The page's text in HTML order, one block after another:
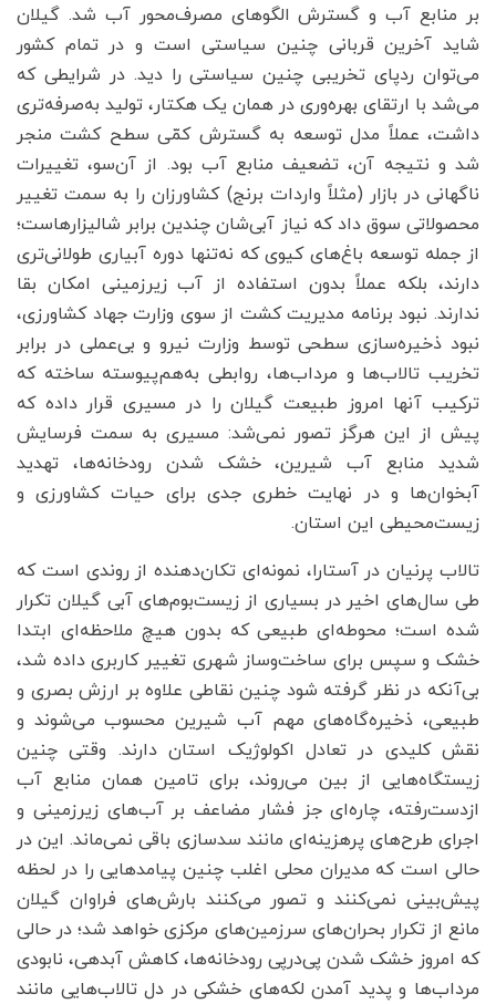
بر منابع آب و گسترش الگوهای مصرف‌محور آب شد. گیلان
شاید آخرین قربانی چنین سیاستی است و در تمام کشور
می‌توان ردپای تخریبی چنین سیاستی را دید. در شرایطی که
می‌شد با ارتقای بهره‌وری در همان یک هکتار، تولید به‌صرفه‌تری
داشت، عملاً مدل توسعه به گسترش کمّی سطح کشت منجر
شد و نتیجه آن، تضعیف منابع آب بود. از آن‌سو، تغییرات
ناگهانی در بازار (مثلاً واردات برنج) کشاورزان را به سمت تغییر
محصولاتی سوق داد که نیاز آبی‌شان چندین برابر شالیزارهاست؛
از جمله توسعه باغ‌های کیوی که نه‌تنها دوره آبیاری طولانی‌تری
دارند، بلکه عملاً بدون استفاده از آب زیرزمینی امکان بقا
ندارند. نبود برنامه مدیریت کشت از سوی وزارت جهاد کشاورزی،
نبود ذخیره‌سازی سطحی توسط وزارت نیرو و بی‌عملی در برابر
تخریب تالاب‌ها و مرداب‌ها، روابطی به‌هم‌پیوسته ساخته که
ترکیب آنها امروز طبیعت گیلان را در مسیری قرار داده که
پیش از این هرگز تصور نمی‌شد: مسیری به سمت فرسایش
شدید منابع آب شیرین، خشک شدن رودخانه‌ها، تهدید
آبخوان‌ها و در نهایت خطری جدی برای حیات کشاورزی و
زیست‌محیطی این استان.
تالاب پرنیان در آستارا، نمونه‌ای تکان‌دهنده از روندی است که
طی سال‌های اخیر در بسیاری از زیست‌بوم‌های آبی گیلان تکرار
شده است؛ محوطه‌ای طبیعی که بدون هیچ ملاحظه‌ای ابتدا
خشک و سپس برای ساخت‌وساز شهری تغییر کاربری داده شد،
بی‌آنکه در نظر گرفته شود چنین نقاطی علاوه بر ارزش بصری و
طبیعی، ذخیره‌گاه‌های مهم آب شیرین محسوب می‌شوند و
نقش کلیدی در تعادل اکولوژیک استان دارند. وقتی چنین
زیستگاه‌هایی از بین می‌روند، برای تامین همان منابع آب
ازدست‌رفته، چاره‌ای جز فشار مضاعف بر آب‌های زیرزمینی و
اجرای طرح‌های پرهزینه‌ای مانند سدسازی باقی نمی‌ماند. این در
حالی است که مدیران محلی اغلب چنین پیامدهایی را در لحظه
پیش‌بینی نمی‌کنند و تصور می‌کنند بارش‌های فراوان گیلان
مانع از تکرار بحران‌های سرزمین‌های مرکزی خواهد شد؛ در حالی
که امروز خشک شدن پی‌درپی رودخانه‌ها، کاهش آبدهی، نابودی
مرداب‌ها و پدید آمدن لکه‌های خشکی در دل تالاب‌هایی مانند